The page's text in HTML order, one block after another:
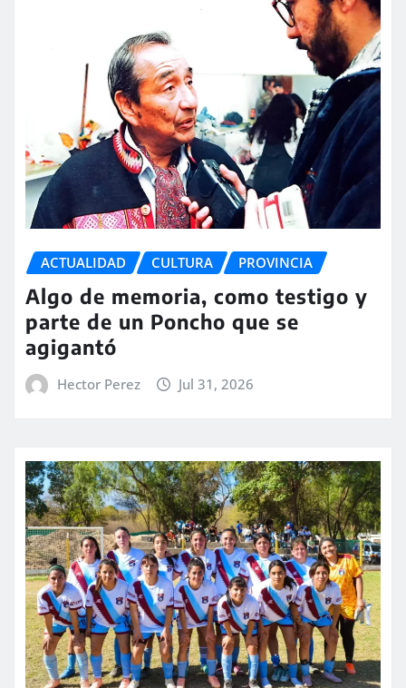
ACTUALIDAD CULTURA PROVINCIA
Algo de memoria, como testigo y
parte de un Poncho que se
agigantó
Hector Perez Jul 31, 2026